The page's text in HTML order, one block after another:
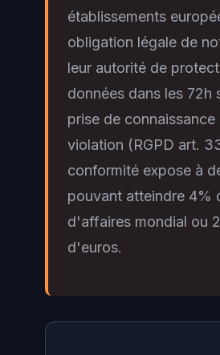
établissements
obligation légale de
leur autorité de
données dans les 72h
prise de connaissance
violation (RGPD art.
conformité expose à
pouvant atteindre 4%
d'affaires mondial ou
d'euros.